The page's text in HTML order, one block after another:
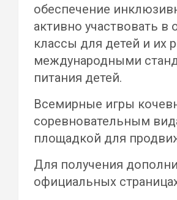
обеспечение
активно участвовать
классы для детей и их
международными
питания детей.
Всемирные игры
соревновательным
площадкой для
Для получения
официальных